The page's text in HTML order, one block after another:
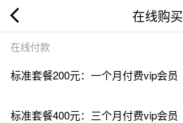
在线购买
在线付款
标准套餐200元：一个月付费vip会员
标准套餐400元：三个月付费vip会员